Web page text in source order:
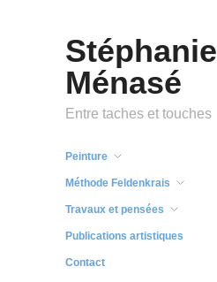
Stéphanie
Ménasé
Entre taches et touches
Peinture
Méthode Feldenkrais
Travaux et pensées
Publications artistiques
Contact